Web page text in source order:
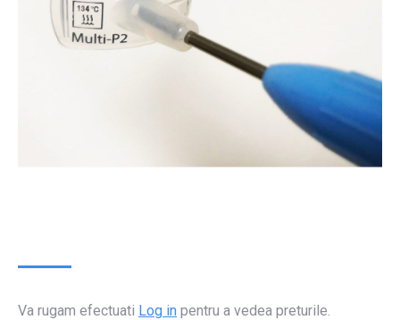
Va rugam efectuati Log in pentru a vedea preturile.